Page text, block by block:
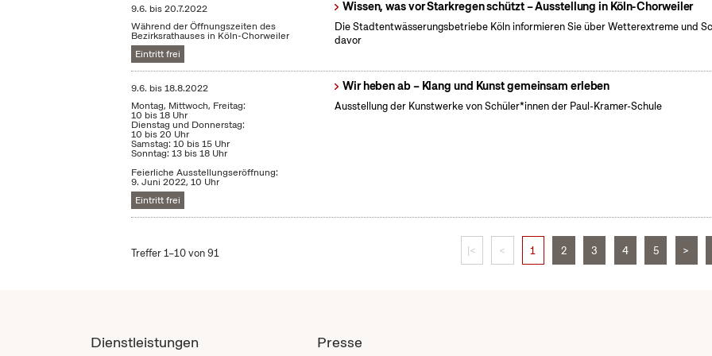
9.6. bis20.7.2022
Während der Öffnungszeiten des
Bezirksrathauses in Köln-Chorweiler
Eintritt frei
Wissen, was vor Starkregen schützt – Ausstellung in Köln-Chorweiler
Die Stadtentwässerungsbetriebe Köln informieren Sie über Wetterextreme und
davor
9.6. bis18.8.2022
Montag, Mittwoch, Freitag:
10 bis 18 Uhr
Dienstag und Donnerstag:
10 bis 20 Uhr
Samstag: 10 bis 15 Uhr
Sonntag: 13 bis 18 Uhr
Feierliche Ausstellungseröffnung:
9. Juni 2022, 10 Uhr
Eintritt frei
Wir heben ab – Klang und Kunst gemeinsam erleben
Ausstellung der Kunstwerke von Schüler*innen der Paul-Kramer-Schule
Treffer 1–10 von 91 |< < 1 2 3 4 5 >
Dienstleistungen Presse